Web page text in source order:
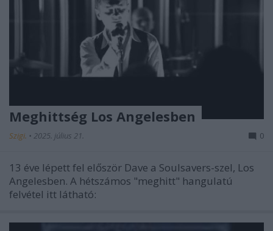
Meghittség Los Angelesben
Szigi. • 2025. július 21. 0
13 éve lépett fel először Dave a Soulsavers-szel, Los
Angelesben. A hétszámos "meghitt" hangulatú
felvétel itt látható: